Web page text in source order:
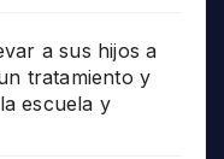
a sus hijos a
tratamiento y
escuela y